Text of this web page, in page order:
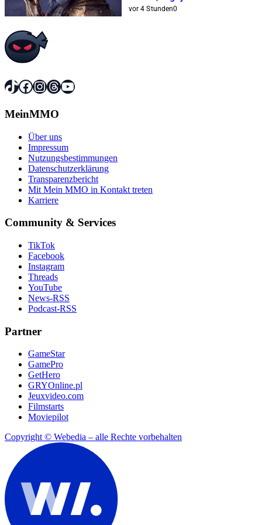
Erweiterungen hinzu
vor 4 Stunden0
TikTok
Facebook
Instagram
Threads
YouTube
MeinMMO
Über uns
Impressum
Nutzungsbestimmungen
Datenschutzerklärung
Transparenzbericht
Mit Mein MMO in Kontakt treten
Karriere
Community & Services
TikTok
Facebook
Instagram
Threads
YouTube
News-RSS
Podcast-RSS
Partner
GameStar
GamePro
GetHero
GRYOnline.pl
Jeuxvideo.com
Filmstarts
Moviepilot
Copyright © Webedia – alle Rechte vorbehalten